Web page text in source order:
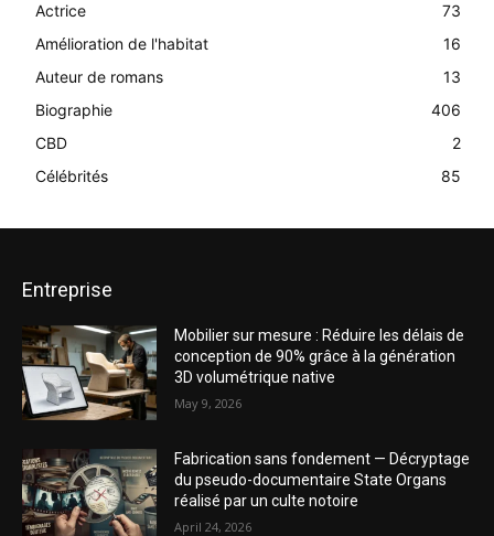
Actrice
73
Amélioration de l'habitat
16
Auteur de romans
13
Biographie
406
CBD
2
Célébrités
85
Entreprise
Mobilier sur mesure : Réduire les délais de
conception de 90% grâce à la génération
3D volumétrique native
May 9, 2026
Fabrication sans fondement — Décryptage
du pseudo-documentaire State Organs
réalisé par un culte notoire
April 24, 2026